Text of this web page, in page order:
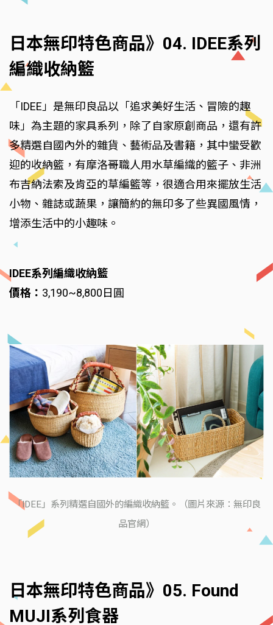
日本無印特色商品》04. IDEE系列
編織收納籃
「IDEE」是無印良品以「追求美好生活、冒險的趣
味」為主題的家具系列，除了自家原創商品，還有許
多精選自國內外的雜貨、藝術品及書籍，其中蠻受歡
迎的收納籃，有摩洛哥職人用水草編織的籃子、非洲
布吉納法索及肯亞的草編籃等，很適合用來擺放生活
小物、雜誌或蔬果，讓簡約的無印多了些異國風情，
增添生活中的小趣味。
IDEE系列編織收納籃
價格： 3,190~8,800日圓
「IDEE」系列精選自國外的編織收納籃。（圖片來源：無印良
品官網）
日本無印特色商品》05. Found
MUJI系列食器